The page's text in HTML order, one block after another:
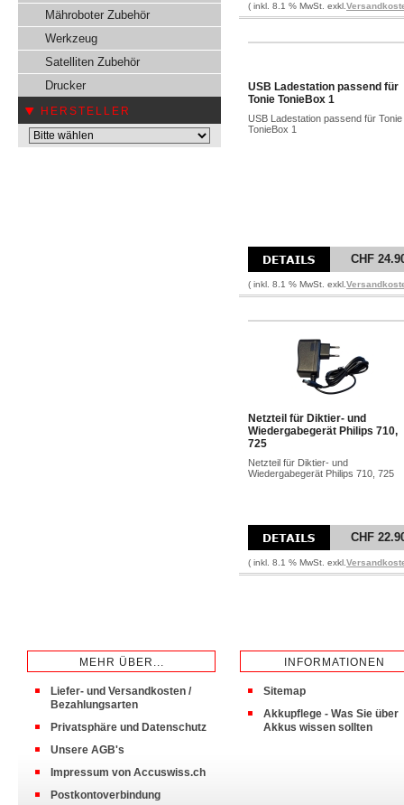
Mähroboter Zubehör
Werkzeug
Satelliten Zubehör
Drucker
HERSTELLER
( inkl. 8.1 % MwSt. exkl.
USB Ladestation passend für
Tonie TonieBox 1
USB Ladestation passend für Tonie
TonieBox 1
CHF
( inkl. 8.1 % MwSt. exkl.
Netzteil für Diktier- und
Wiedergabegerät Philips 710,
725
Netzteil für Diktier- und
Wiedergabegerät Philips 710, 725
CHF
( inkl. 8.1 % MwSt. exkl.
MEHR ÜBER...
Liefer- und Versandkosten /
Bezahlungsarten
Privatsphäre und Datenschutz
Unsere AGB's
Impressum von Accuswiss.ch
Postkontoverbindung
INFORMATIONEN
Sitemap
Akkupflege - Was Sie über
Akkus wissen sollten